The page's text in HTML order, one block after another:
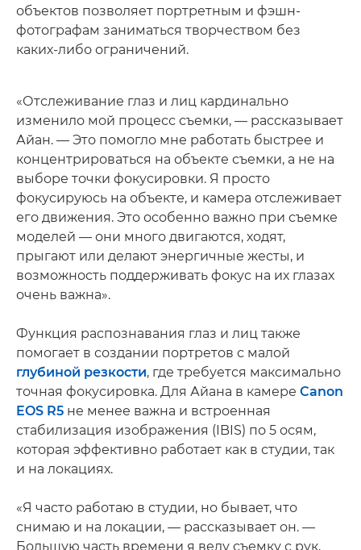
объектов позволяет портретным и фэшн-
фотографам заниматься творчеством без
каких-либо ограничений.
«Отслеживание глаз и лиц кардинально
изменило мой процесс съемки, — рассказывает
Айан. — Это помогло мне работать быстрее и
концентрироваться на объекте съемки, а не на
выборе точки фокусировки. Я просто
фокусируюсь на объекте, и камера отслеживает
его движения. Это особенно важно при съемке
моделей — они много двигаются, ходят,
прыгают или делают энергичные жесты, и
возможность поддерживать фокус на их глазах
очень важна».
Функция распознавания глаз и лиц также
помогает в создании портретов с малой
глубиной резкости, где требуется максимально
точная фокусировка. Для Айана в камере Canon
EOS R5 не менее важна и встроенная
стабилизация изображения (IBIS) по 5 осям,
которая эффективно работает как в студии, так
и на локациях.
«Я часто работаю в студии, но бывает, что
снимаю и на локации, — рассказывает он. —
Большую часть времени я веду съемку с рук,